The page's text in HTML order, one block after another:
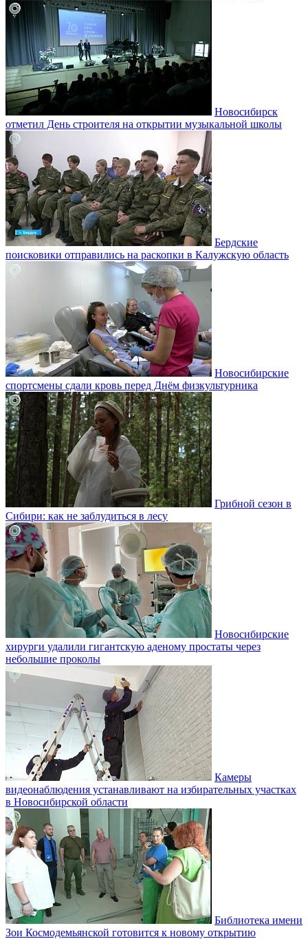
Новосибирск
отметил День строителя на открытии музыкальной школы
Бердские
поисковики отправились на раскопки в Калужскую область
Новосибирские
спортсмены сдали кровь перед Днём физкультурника
Грибной сезон в
Сибири: как не заблудиться в лесу
Новосибирские
хирурги удалили гигантскую аденому простаты через
небольшие проколы
Камеры
видеонаблюдения устанавливают на избирательных участках
в Новосибирской области
Библиотека имени
Зои Космодемьянской готовится к новому открытию